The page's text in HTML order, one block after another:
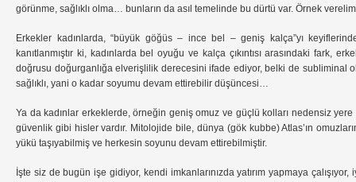
görünme, sağlıklı olma… bunların da asıl temelinde bu dürtü var. Örnek
Erkekler kadınlarda, “büyük göğüs – ince bel – geniş kalça”yı
kanıtlanmıştır ki, kadınlarda bel oyuğu ve kalça çıkıntısı arasındaki fark,
doğrusu doğurganlığa elverişlilik derecesini ifade ediyor, belki de subliminal
sağlıklı, yani o kadar soyumu devam ettirebilir düşüncesi…
Ya da kadınlar erkeklerde, örneğin geniş omuz ve güçlü kolları nedensiz
güvenlik gibi hisler vardır. Mitolojide bile, dünya (gök kubbe) Atlas’ın
yükü taşıyabilmiş ve herkesin soyunu devam ettirebilmiştir.
İşte siz de bugün işe gidiyor, kendi imkanlarınızda yatırım yapmaya